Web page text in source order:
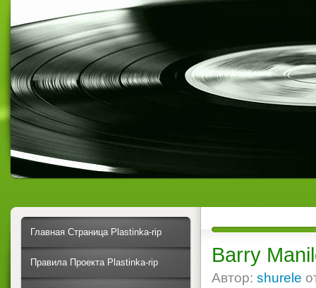
Barry
Автор: shurele
Главная Страница Plastinka-rip
Правила Проекта Plastinka-rip